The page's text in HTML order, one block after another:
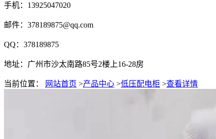
手机：13925047020
邮件：378189875@qq.com
QQ：378189875
地址：广州市沙太南路85号2楼上16-28房
当前位置： 网站首页 >产品中心 >低压配电柜 >查看详情